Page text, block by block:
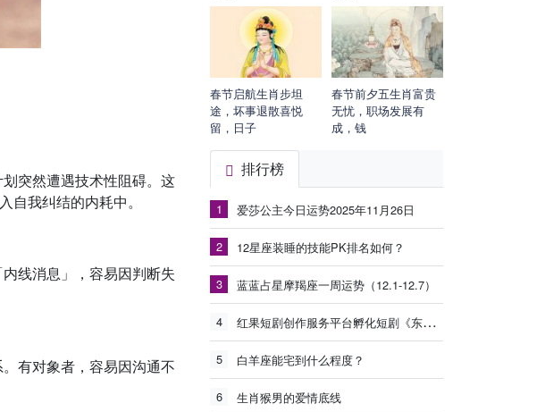
突然遭遇技术性阻碍。这
我纠结的内耗中。
线消息」，容易因判断失
有对象者，容易因沟通不
春节启航生肖步坦
途，坏事退散喜悦
留，日子
春节前夕五生肖富贵
无忧，职场发展有
成，钱
排行榜
1 爱莎公主今日运势2025年11月26日
2 12星座装睡的技能PK排名如何？
3 蓝蓝占星摩羯座一周运势（12.1-12.7）
4 红果短剧创作服务平台孵化短剧《东北年代之我的大腰子》观看量破15亿
5 白羊座能宅到什么程度？
6 生肖猴男的爱情底线